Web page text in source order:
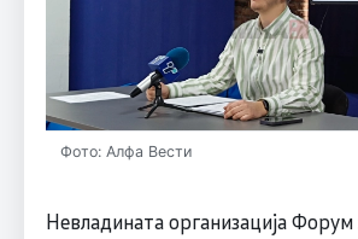
Фото: Алфа Вести
Невладината организација Форум